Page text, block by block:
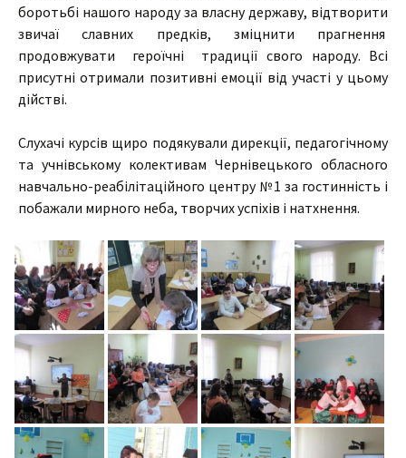
боротьбі нашого народу за власну державу, відтворити
звичаї славних предків, зміцнити прагнення
продовжувати героїчні традиції свого народу. Всі
присутні отримали позитивні емоції від участі у цьому
дійстві.
Слухачі курсів щиро подякували дирекції, педагогічному
та учнівському колективам Чернівецького обласного
навчально-реабілітаційного центру №1 за гостинність і
побажали мирного неба, творчих успіхів і натхнення.